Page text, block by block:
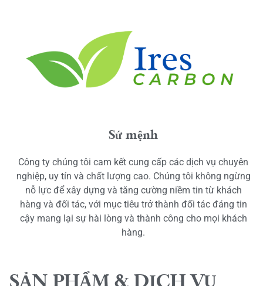
Sứ mệnh
Công ty chúng tôi cam kết cung cấp các dịch vụ chuyên
nghiệp, uy tín và chất lượng cao. Chúng tôi không ngừng
nỗ lực để xây dựng và tăng cường niềm tin từ khách
hàng và đối tác, với mục tiêu trở thành đối tác đáng tin
cậy mang lại sự hài lòng và thành công cho mọi khách
hàng.